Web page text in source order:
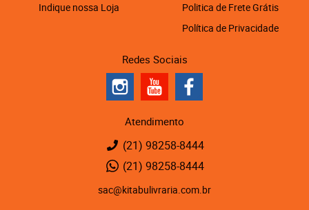
Indique nossa Loja
Politica de Frete Grátis
Política de Privacidade
Redes Sociais
Atendimento
(21) 98258-8444
(21) 98258-8444
sac@kitabulivraria.com.br